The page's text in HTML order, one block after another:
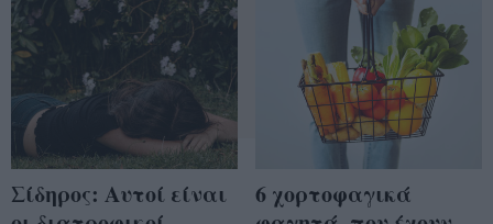
Σίδηρος: Αυτοί είναι
6 χορτοφαγικά